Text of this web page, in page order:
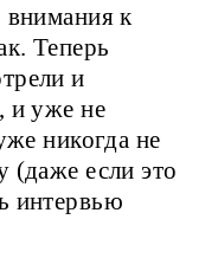
внимания к
Теперь
и
и уже не
никогда не
(даже если это
интервью